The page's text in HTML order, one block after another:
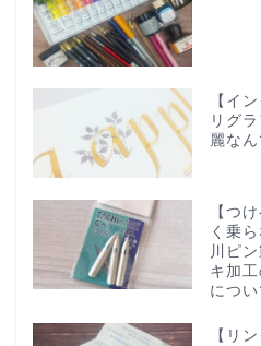
【イ
リグ
麗な
【つ
く乗
川ピ
キ加
につい
【リ